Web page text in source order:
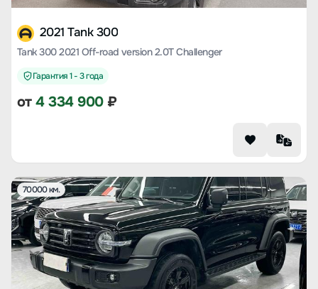
2021 Tank 300
Tank 300 2021 Off-road version 2.0T Challenger
Гарантия 1 - 3 года
от4 334 900₽
70000 км.